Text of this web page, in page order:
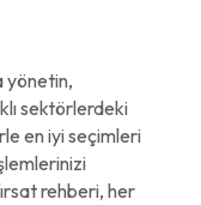
yönetin,
sektörlerdeki
en iyi seçimleri
rehberi, her